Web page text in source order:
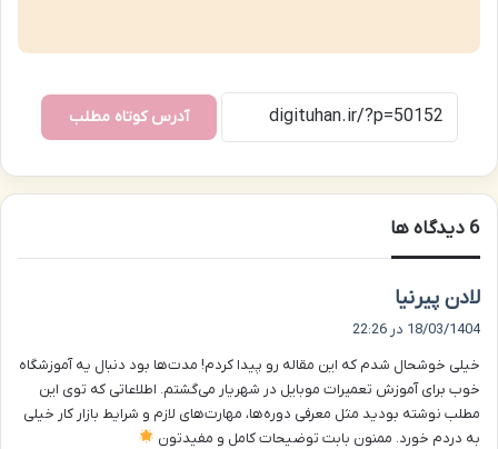
آدرس کوتاه مطلب
‫6 دیدگاه ها
لادن پیرنیا
18/03/1404 در 22:26
خیلی خوشحال شدم که این مقاله رو پیدا کردم! مدت‌ها بود دنبال یه آموزشگاه
خوب برای آموزش تعمیرات موبایل در شهریار می‌گشتم. اطلاعاتی که توی این
مطلب نوشته بودید مثل معرفی دوره‌ها، مهارت‌های لازم و شرایط بازار کار خیلی
به دردم خورد. ممنون بابت توضیحات کامل و مفیدتون